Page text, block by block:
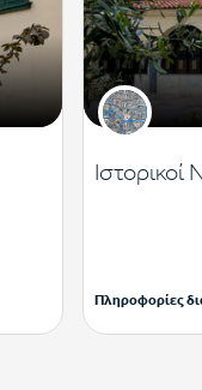
Πληροφορίες